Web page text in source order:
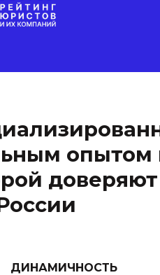
опытом
доверяют
ДИНАМИЧНОСТЬ